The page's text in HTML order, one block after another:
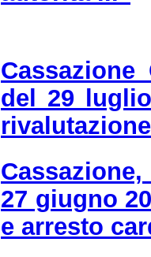
del 29
27 giugno
e arresto